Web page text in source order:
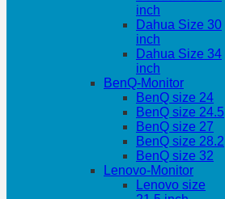
inch
Dahua Size 30
inch
Dahua Size 34
inch
BenQ-Monitor
BenQ size 24
BenQ size 24.5
BenQ size 27
BenQ size 28.2
BenQ size 32
Lenovo-Monitor
Lenovo size